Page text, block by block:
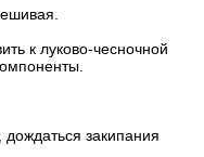
к луково-чесночной
закипания